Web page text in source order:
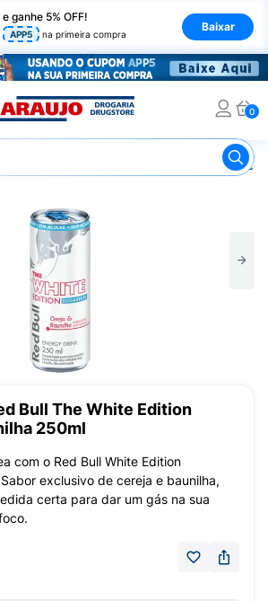
ganhe 5% OFF!
APP5 na primeira compra
Baixar
0
Bull The White Edition
250ml
com o Red Bull White Edition
exclusivo de cereja e baunilha,
certa para dar um gás na sua